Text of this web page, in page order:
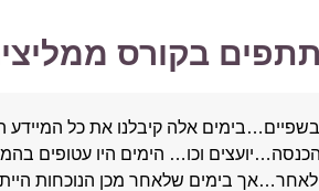
בקורס
אלה קיבלנו את כל המיידע
וכו… הימים היו עטופים
בימים שלאחר מכן הנוכחות